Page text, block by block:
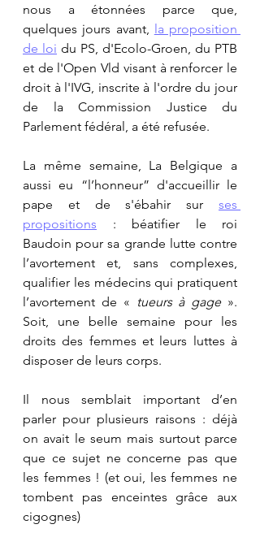
nous a étonnées parce que,
quelques jours avant, la proposition
de loi du PS, d'Ecolo-Groen, du PTB
et de l'Open Vld visant à renforcer le
droit à l'IVG, inscrite à l'ordre du jour
de la Commission Justice du
Parlement fédéral, a été refusée.
La même semaine, La Belgique a
aussi eu “l’honneur” d'accueillir le
pape et de s'ébahir sur ses
propositions : béatifier le roi
Baudoin pour sa grande lutte contre
l’avortement et, sans complexes,
qualifier les médecins qui pratiquent
l’avortement de « tueurs à gage ».
Soit, une belle semaine pour les
droits des femmes et leurs luttes à
disposer de leurs corps.
Il nous semblait important d’en
parler pour plusieurs raisons : déjà
on avait le seum mais surtout parce
que ce sujet ne concerne pas que
les femmes ! (et oui, les femmes ne
tombent pas enceintes grâce aux
cigognes)